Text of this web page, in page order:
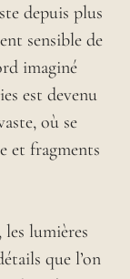
depuis plus
sensible de
imaginé
est devenu
où se
et fragments
lumières
que l’on